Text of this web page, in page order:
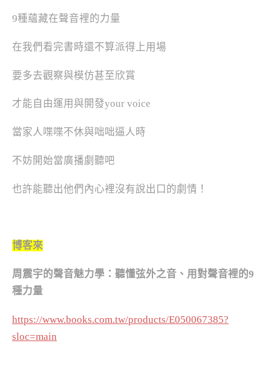
9種蘊藏在聲音裡的力量
在我們看完書時還不算派得上用場
要多去觀察與模仿甚至欣賞
才能自由運用與開發your voice
當家人喋喋不休與咄咄逼人時
不妨開始當廣播劇聽吧
也許能聽出他們內心裡沒有說出口的劇情！
博客來
周震宇的聲音魅力學：聽懂弦外之音、用對聲音裡的9
種力量
https://www.books.com.tw/products/E050067385?
sloc=main